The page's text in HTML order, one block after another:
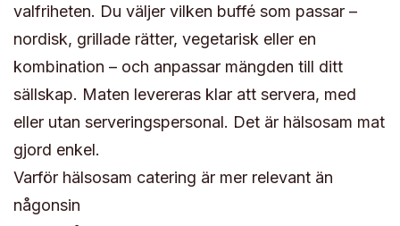
valfriheten. Du väljer vilken buffé som passar –
nordisk, grillade rätter, vegetarisk eller en
kombination – och anpassar mängden till ditt
sällskap. Maten levereras klar att servera, med
eller utan serveringspersonal. Det är hälsosam mat
gjord enkel.
Varför hälsosam catering är mer relevant än
någonsin